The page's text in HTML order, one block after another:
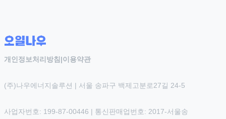
개인정보처리방침 |이용약관
(주)나우에너지솔루션 | 서울 송파구 백제고분로27길 24-5
사업자번호: 199-87-00446 | 통신판매업번호: 2017-서울송